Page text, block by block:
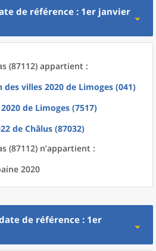
de référence : 1er janvier
(87112) appartient :
villes 2020 de Limoges (041)
de Limoges (7517)
de Châlus (87032)
(87112) n’appartient :
2020
de référence : 1er